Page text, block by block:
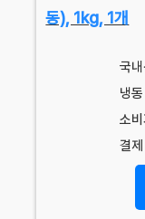
동), 1kg, 1개
국
냉
소
결